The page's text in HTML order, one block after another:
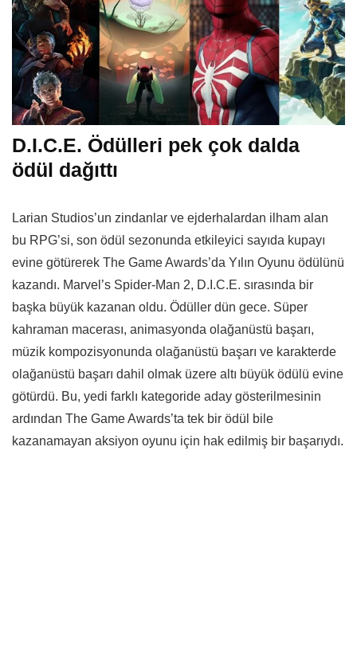
D.I.C.E. Ödülleri pek çok dalda
ödül dağıttı
Larian Studios’un zindanlar ve ejderhalardan ilham alan
bu RPG’si, son ödül sezonunda etkileyici sayıda kupayı
evine götürerek The Game Awards’da Yılın Oyunu ödülünü
kazandı. Marvel’s Spider-Man 2, D.I.C.E. sırasında bir
başka büyük kazanan oldu. Ödüller dün gece. Süper
kahraman macerası, animasyonda olağanüstü başarı,
müzik kompozisyonunda olağanüstü başarı ve karakterde
olağanüstü başarı dahil olmak üzere altı büyük ödülü evine
götürdü. Bu, yedi farklı kategoride aday gösterilmesinin
ardından The Game Awards’ta tek bir ödül bile
kazanamayan aksiyon oyunu için hak edilmiş bir başarıydı.